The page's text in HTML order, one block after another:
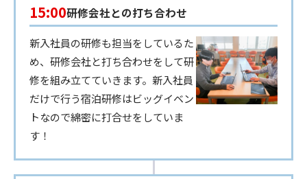
15:00研修会社との打ち合わせ
新入社員の研修も担当をしているた
め、研修会社と打ち合わせをして研
修を組み立てていきます。新入社員
だけで行う宿泊研修はビッグイベン
トなので綿密に打合せをしていま
す！